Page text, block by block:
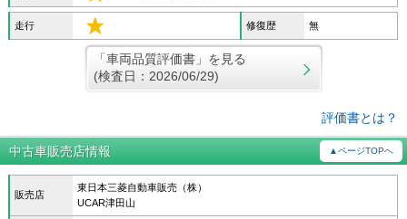
走行 修復歴 無
「車両品質評価書」を見る
(検査日：2026/06/29)
評価書とは？
中古車販売店情報 ▲ページTOPへ
販売店
東日本三菱自動車販売（株）
UCAR津田山